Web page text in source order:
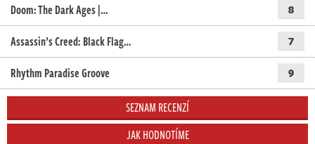
Doom: The Dark Ages |… 8
Assassin’s Creed: Black Flag… 7
Rhythm Paradise Groove 9
SEZNAM RECENZÍ
JAK HODNOTÍME